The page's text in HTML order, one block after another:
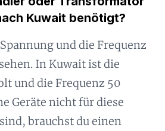
Kuwait benötigt?
und die Frequenz
In Kuwait ist die
und die Frequenz 50
Geräte nicht für diese
brauchst du einen